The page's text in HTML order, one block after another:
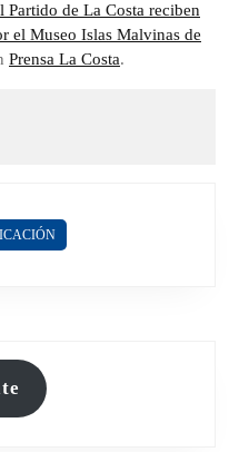
Partido de La Costa reciben
el Museo Islas Malvinas de
Prensa La Costa.